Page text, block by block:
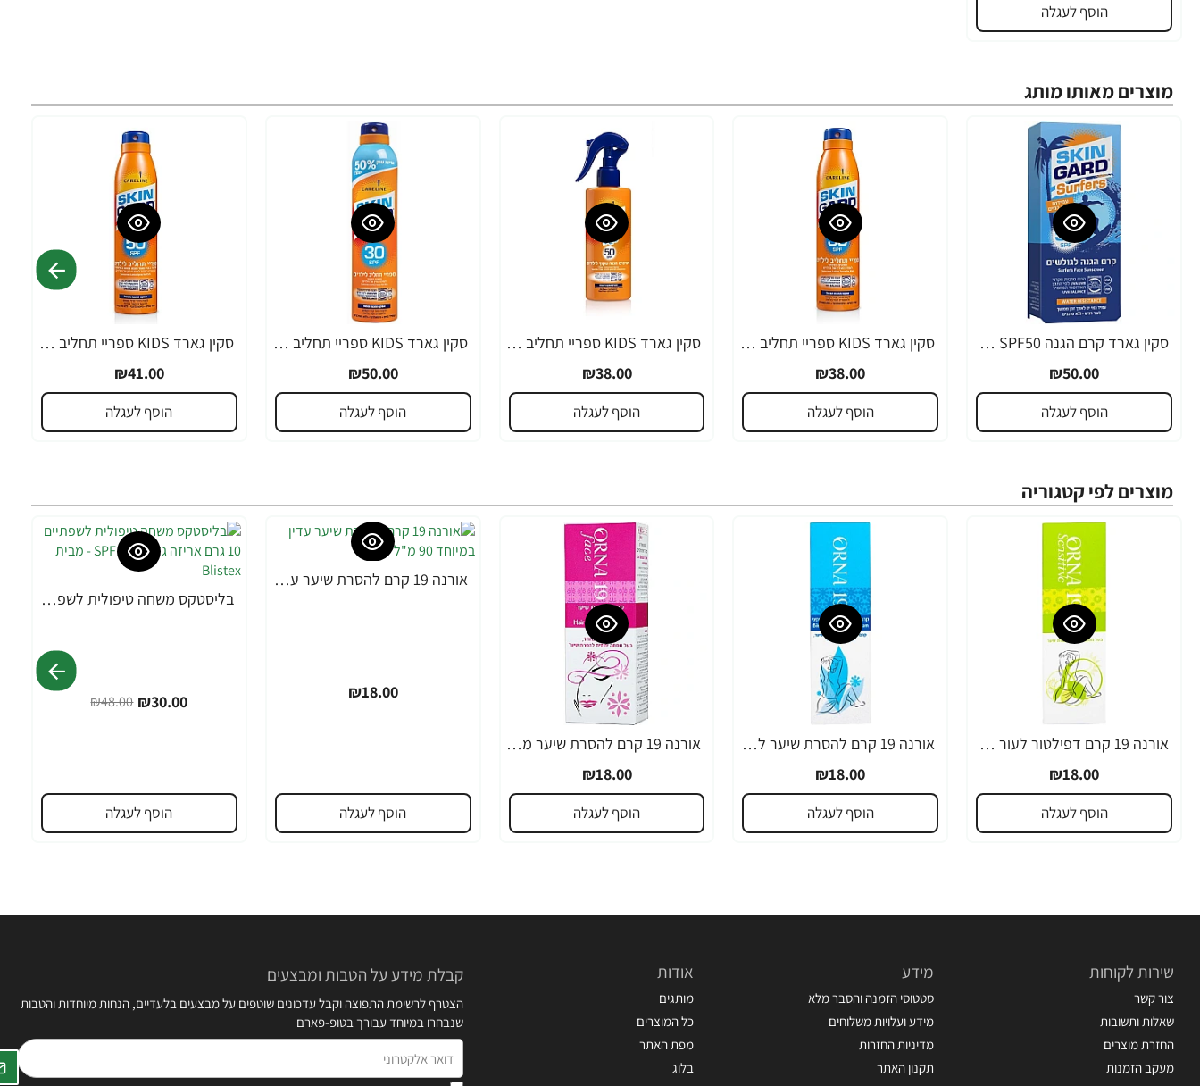
הוסף לעגלה
מוצרים מאותו מותג
סקין גארד קרם הגנה SPF50 לגולשים לפנים 60 מ"ל - מבית SKIN GARD
₪50.00
הוסף לעגלה
סקין גארד KIDS ספריי תחליב SPF30 לילדים 200 מ"ל - מבית SKIN GARD
₪38.00
הוסף לעגלה
סקין גארד KIDS ספריי תחליב SPF30 לילדים 200 מ"ל - מבית SKIN GARD
₪38.00
הוסף לעגלה
סקין גארד KIDS ספריי תחליב SPF30 לילדים 300 מ"ל - מבית SKIN GARD
₪50.00
הוסף לעגלה
סקין גארד KIDS ספריי תחליב SPF50 לילדים 200 מ"ל - מבית SKIN GARD
₪41.00
הוסף לעגלה
מוצרים לפי קטגוריה
אורנה 19 קרם דפילטור לעור רגיש 80 גרם
₪18.00
הוסף לעגלה
אורנה 19 קרם להסרת שיער לקו הביקיני 90 מ"ל
₪18.00
הוסף לעגלה
אורנה 19 קרם להסרת שיער מהפנים 80 גרם
₪18.00
הוסף לעגלה
אורנה 19 קרם להסרת שיער עדין במיוחד 90 מ"ל
₪18.00
הוסף לעגלה
-38% בליסטקס משחה טיפולית לשפתיים 10 גרם אריזה גדולה SPF 10 - מבית Blistex
₪30.00
₪48.00
הוסף לעגלה
שירות לקוחות
צור קשר
שאלות ותשובות
החזרת מוצרים
מעקב הזמנות
מידע
סטטוסי הזמנה והסבר מלא
מידע ועלויות משלוחים
מדיניות החזרות
תקנון האתר
אודות
מותגים
כל המוצרים
מפת האתר
בלוג
קבלת מידע על הטבות ומבצעים
הצטרף לרשימת התפוצה וקבל עדכונים שוטפים על מבצעים בלעדיים, הנחות מיוחדות והטבות
שנבחרו במיוחד עבורך בטופ-פארם
אלקטרוני